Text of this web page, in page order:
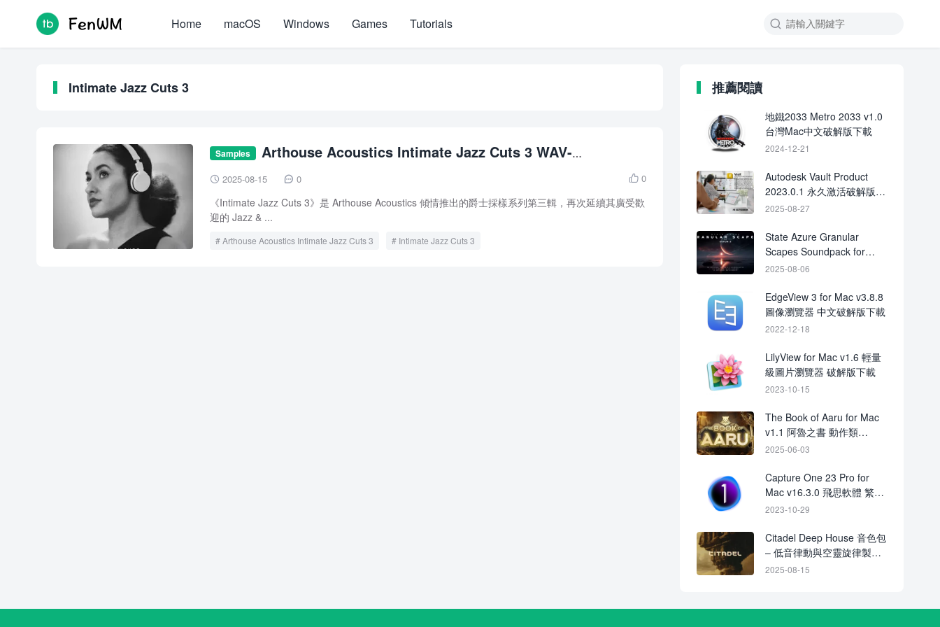

Home macOS Windows Games Tutorials
Intimate Jazz Cuts 3
Samples
Arthouse Acoustics Intimate Jazz Cuts 3 WAV-
FANTASTiC
 2025-08-15  0  0
《Intimate Jazz Cuts 3》是 Arthouse Acoustics 傾情推出的爵士採樣系列第三輯，再次延續其廣受歡
迎的 Jazz & ...
Arthouse Acoustics Intimate Jazz Cuts 3 Intimate Jazz Cuts 3
推薦閱讀
地鐵2033 Metro 2033 v1.0
台灣Mac中文破解版下載
2024-12-21
Autodesk Vault Product
2023.0.1 永久激活破解版下
載
2025-08-27
State Azure Granular
Scapes Soundpack for
Serum 2
2025-08-06
EdgeView 3 for Mac v3.8.8
圖像瀏覽器 中文破解版下載
2022-12-18
LilyView for Mac v1.6 輕量
級圖片瀏覽器 破解版下載
2023-10-15
The Book of Aaru for Mac
v1.1 阿魯之書 動作類
Rogue-lite遊戲
2025-06-03
Capture One 23 Pro for
Mac v16.3.0 飛思軟體 繁體
中文破解版下載
2023-10-29
Citadel Deep House 音色包
– 低音律動與空靈旋律製作
套裝
2025-08-15